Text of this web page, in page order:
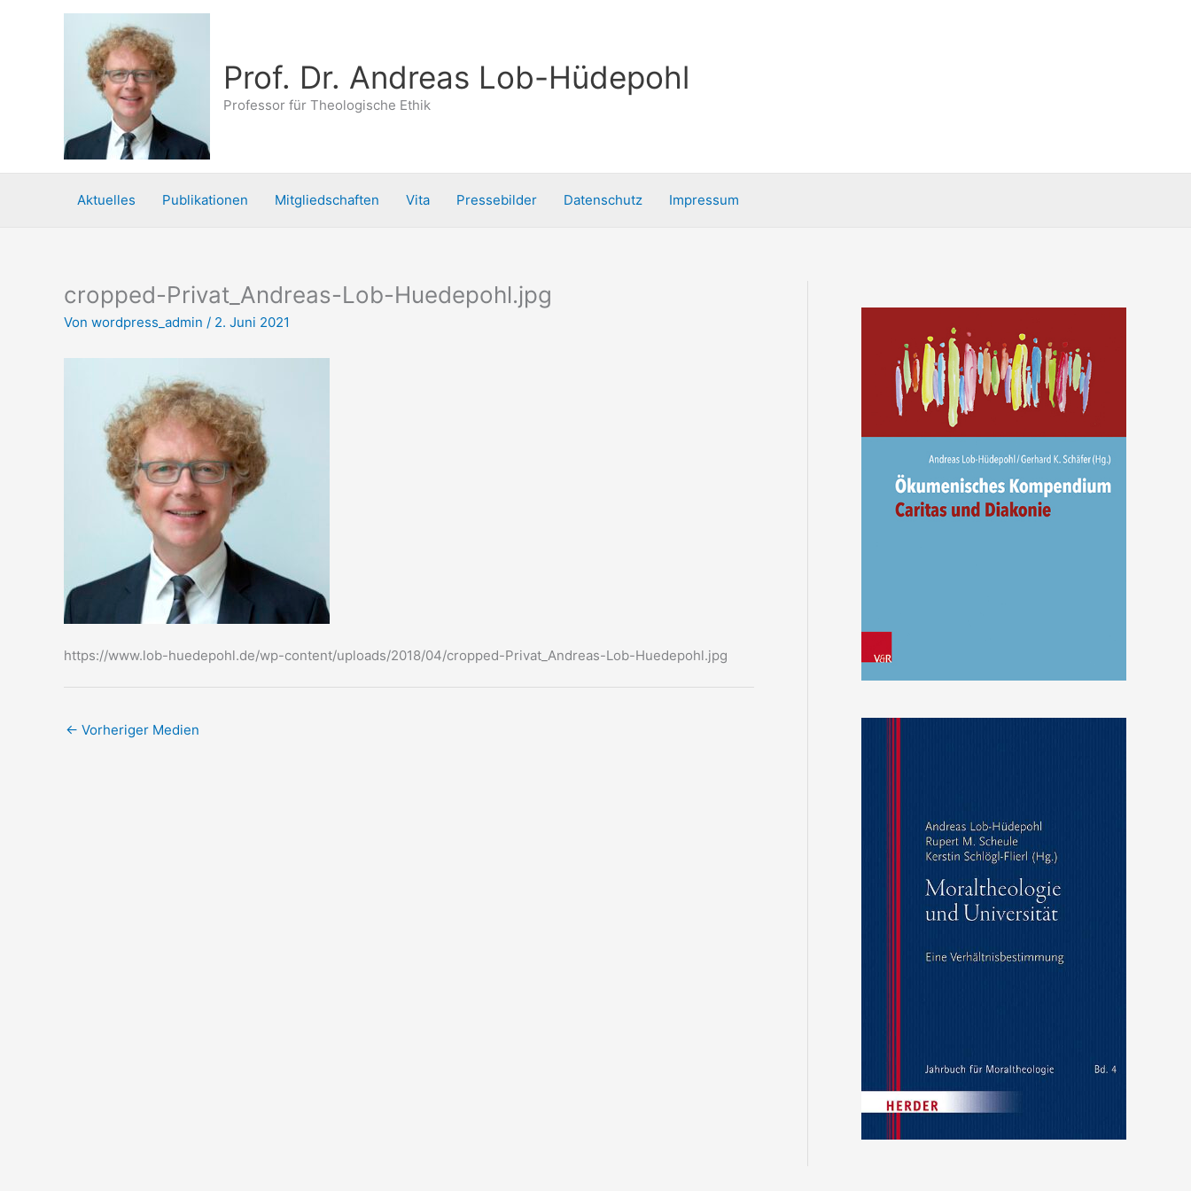
Prof. Dr. Andreas Lob-Hüdepohl
Professor für Theologische Ethik
Aktuelles Publikationen Mitgliedschaften Vita Pressebilder Datenschutz Impressum
cropped-Privat_Andreas-Lob-Huedepohl.jpg
Von wordpress_admin / 2. Juni 2021
https://www.lob-huedepohl.de/wp-content/uploads/2018/04/cropped-Privat_Andreas-Lob-Huedepohl.jpg
← Vorheriger Medien